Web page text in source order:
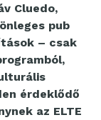
Cluedo,
pub
– csak
érdeklődő
az ELTE